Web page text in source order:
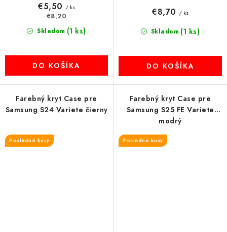
Skladom (1 ks)
€5,50 / ks
€8,20
DO KOŠÍKA
Skladom (1 ks)
€8,70 / ks
DO KOŠÍKA
Farebný kryt Case pre
Samsung S24 Variete čierny
Posledné kusy
Farebný kryt Case pre
Samsung S25 FE Variete
modrý
Posledné kusy